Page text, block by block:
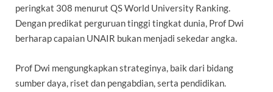
peringkat 308 menurut QS World University Ranking.
Dengan predikat perguruan tinggi tingkat dunia, Prof Dwi
berharap capaian UNAIR bukan menjadi sekedar angka.
Prof Dwi mengungkapkan strateginya, baik dari bidang
sumber daya, riset dan pengabdian, serta pendidikan.